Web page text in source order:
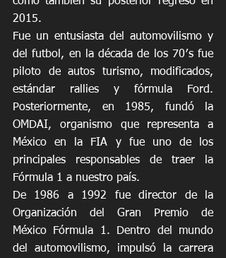
2015.
Fue un entusiasta del automovilismo y
del futbol, en la década de los 70′s fue
piloto de autos turismo, modificados,
estándar rallies y fórmula Ford.
Posteriormente, en 1985, fundó la
OMDAI, organismo que representa a
México en la FIA y fue uno de los
principales responsables de traer la
Fórmula 1 a nuestro país.
De 1986 a 1992 fue director de la
Organización del Gran Premio de
México Fórmula 1. Dentro del mundo
del automovilismo, impulsó la carrera